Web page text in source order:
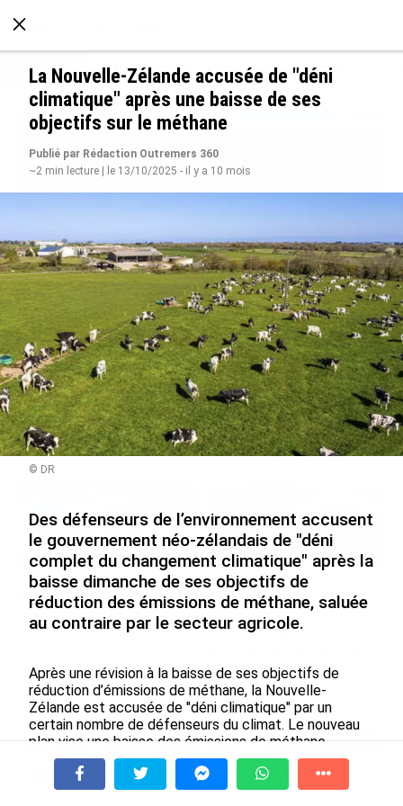
À LA UNE POLITIQUE ECONOMIE SOCIÉTÉ
SÉRIE. Histoire des chefs-lieux d’Outre-mer :
Nouméa, une capitale construite par le bagne,
le nickel et le Pacifique
le 08/08/2026
Rapport 2025 de l’Ifremer :
un engagement décisif dans
les Outre-mer
De Messi à Trump :
l’expérience internationale
du Martiniquais Benoît Etinof
Luce en Martinique
le 07/08/2026
Avec VEENI, le Guadeloupéen Yanis
Foy entend participer au
développement tourist...
À la une Tv Radio A Propos
La Nouvelle-Zélande accusée de "déni
climatique" après une baisse de ses
objectifs sur le méthane
Publié par Rédaction Outremers 360
~2 min lecture | le 13/10/2025 - il y a 10 mois
© DR
Des défenseurs de l’environnement accusent
le gouvernement néo-zélandais de "déni
complet du changement climatique" après la
baisse dimanche de ses objectifs de
réduction des émissions de méthane, saluée
au contraire par le secteur agricole.
Après une révision à la baisse de ses objectifs de
réduction d’émissions de méthane, la Nouvelle-
Zélande est accusée de "déni climatique" par un
certain nombre de défenseurs du climat. Le nouveau
plan vise une baisse des émissions de méthane
comprise entre 14 et 24 % d’ici 2050, par rapport aux
niveaux de 2017. L’objectif précédent était fixé entre
24 et 47 %. Le gouvernement de coalition de droite